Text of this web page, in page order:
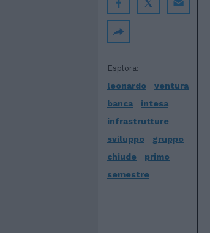
Esplora:
leonardo
ventura
banca
intesa
infrastrutture
sviluppo
gruppo
chiude
primo
semestre